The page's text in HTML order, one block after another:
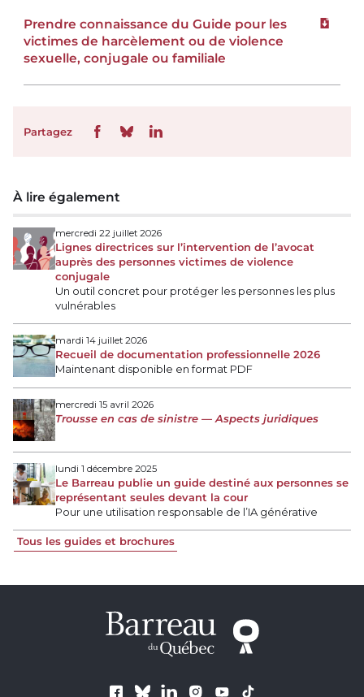
Prendre connaissance du Guide pour les
victimes de harcèlement ou de violence
sexuelle, conjugale ou familiale
Partagez
À lire également
mercredi 22 juillet 2026
Lignes directrices sur l’intervention de l’avocat
auprès des personnes victimes de violence
conjugale
Un outil concret pour protéger les personnes les plus
vulnérables
mardi 14 juillet 2026
Recueil de documentation professionnelle 2026
Maintenant disponible en format PDF
mercredi 15 avril 2026
Trousse en cas de sinistre — Aspects juridiques
lundi 1 décembre 2025
Le Barreau publie un guide destiné aux personnes se
représentant seules devant la cour
Pour une utilisation responsable de l’IA générative
Tous les guides et brochures